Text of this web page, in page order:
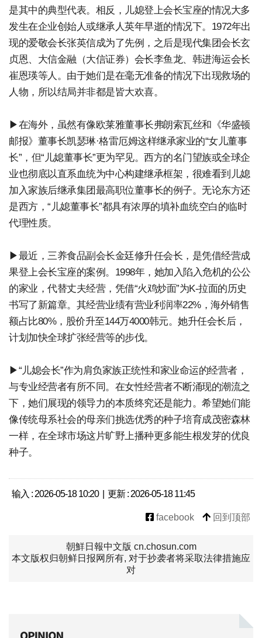
是其中的典型代表。相反，儿媳登上会长宝座的情况大多
发生在企业创始人或继承人英年早逝的情况下。1972年出
现的爱敬会长张英信成为了先例，之后是现代集团会长玄
贞恩、大信金融（大信证券）会长李鱼龙、韩进海运会长
崔恩瑛等人。由于她们是在毫无准备的情况下出现救场的
人物，所以结局并非都是皆大欢喜。
▶在海外，虽然有像欧莱雅董事长弗朗索瓦丝和《华盛顿
邮报》董事长凯瑟琳·格雷厄姆这样继承家业的“女儿董事
长”，但“儿媳董事长”更为罕见。西方的名门望族或全球企
业也彻底以直系血统为中心构建继承框架，很难看到儿媳
加入家族后继承集团最高职位董事长的例子。无论东方还
是西方，“儿媳董事长”都具有浓厚的填补血统空白的临时
代理性质。
▶最近，三养食品副会长金廷修升任会长，是凭借经营成
果登上会长宝座的案例。1998年，她加入陷入危机的公公
的家业，代替丈夫经营，凭借“火鸡炒面”为K-拉面的历史
书写了新篇章。其经营业绩有营业利润率22%，海外销售
额占比80%，股价升至144万4000韩元。她升任会长后，
计划加快全球扩张经营等的步伐。
▶“儿媳会长”作为肩负家族正统性和家业命运的经营者，
与专业经营者有所不同。在女性经营者不断涌现的潮流之
下，她们展现的领导力的本质终究还是能力。希望她们能
像传统母系社会的母亲们挑选优秀的种子培育成茂密森林
一样，在全球市场这片旷野上播种更多能生根发芽的优良
种子。
输入 : 2026-05-18 10:20 | 更新 : 2026-05-18 11:45
facebook 回到顶部
朝鮮日報中文版 cn.chosun.com
本文版权归朝鲜日报网所有, 对于抄袭者将采取法律措施应
对